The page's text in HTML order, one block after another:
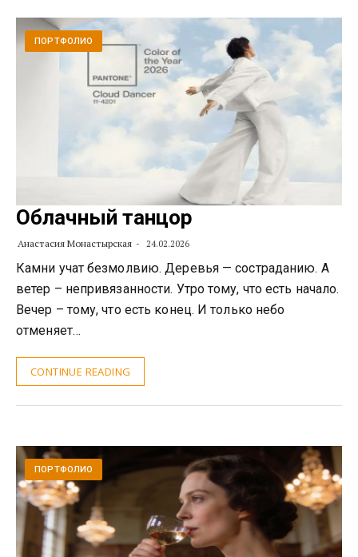
ПОРТФОЛИО
Облачный танцор
Анастасия Монастырская 24.02.2026
Камни учат безмолвию. Деревья — состраданию. А
ветер – непривязанности. Утро тому, что есть начало.
Вечер – тому, что есть конец. И только небо
отменяет…
CONTINUE READING
ПОРТФОЛИО